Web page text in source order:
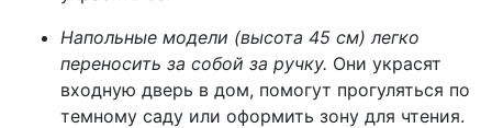
Напольные модели (высота 45 см) легко
переносить за собой за ручку. Они украсят
входную дверь в дом, помогут прогуляться по
темному саду или оформить зону для чтения.